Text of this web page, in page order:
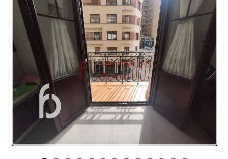
ENLACES
BLOG
CONTACTO